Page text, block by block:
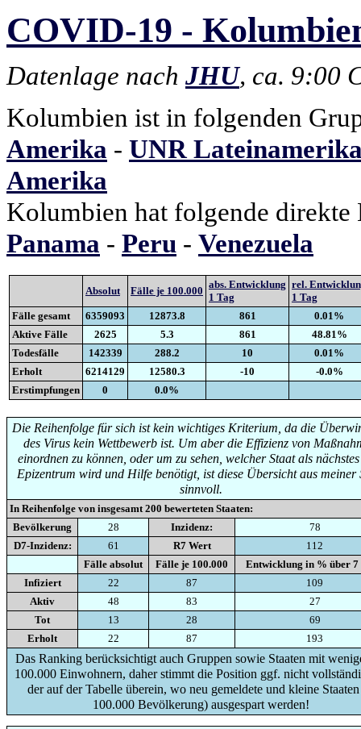
COVID-19 -
Datenlage nach JHU, ca. 9:00
Kolumbien ist in folgenden
Amerika - UNR
Amerika
Kolumbien hat folgende direkte
Panama - Peru - Venezuela
Absolut Fälle je 100.000
abs. Entwicklung
1 Tag
rel.
1 Tag
Fälle gesamt
6359093 12873.8 861
0.01%
Aktive Fälle
2625 5.3 861
48.81%
Todesfälle
142339 288.2 10
0.01%
Erholt
6214129 12580.3 -10
-0.0%
Erstimpfungen
0 0.0%
Die Reihenfolge für sich ist kein wichtiges Kriterium, da die
des Virus kein Wettbewerb ist. Um aber die Effizienz von
einordnen zu können, oder um zu sehen, welcher Staat als
Epizentrum wird und Hilfe benötigt, ist diese Übersicht aus meiner
sinnvoll.
In Reihenfolge von insgesamt 200 bewerteten Staaten:
Bevölkerung
28 Inzidenz:
78
D7-Inzidenz:
61 R7 Wert
112
Fälle absolut
Fälle je 100.000
Entwicklung in % über 7
Infiziert
22 87
109
Aktiv
48 83
27
Tot
13 28
69
Erholt
22 87 193
Das Ranking berücksichtigt auch Gruppen sowie Staaten mit
100.000 Einwohnern, daher stimmt die Position ggf. nicht
der auf der Tabelle überein, wo neu gemeldete und kleine
100.000 Bevölkerung) ausgespart werden!